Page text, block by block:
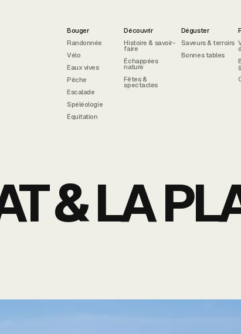
Bouger
Randonnée
Vélo
Eaux vives
Pêche
Escalade
Spéléologie
Équitation
Découvrir
Histoire & savoir-
faire
Échappées
nature
Fêtes &
spectacles
Déguster
Saveurs & terroirs
Bonnes tables
& LA